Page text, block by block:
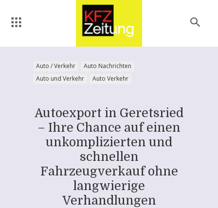
Auto / Verkehr
Auto Nachrichten
Auto und Verkehr
Auto Verkehr
Autoexport in Geretsried
– Ihre Chance auf einen
unkomplizierten und
schnellen
Fahrzeugverkauf ohne
langwierige
Verhandlungen